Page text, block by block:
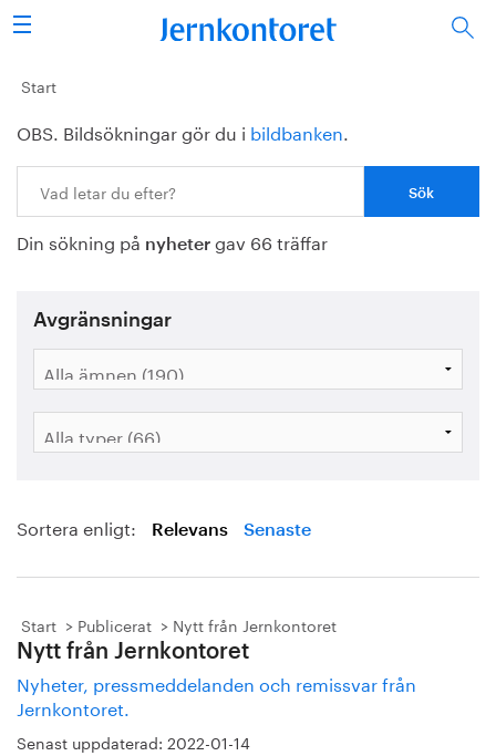
Sök
Stålindustrin
Vision 2050
Forskning/utbildning
Energi/miljö
Vi tycker
Bildbank
Start
OBS. Bildsökningar gör du i bildbanken.
Din sökning på nyheter gav 66 träffar
Avgränsningar
Sortera enligt: Relevans Senaste
Start Publicerat Nytt från Jernkontoret
Nytt från Jernkontoret
Nyheter, pressmeddelanden och remissvar från
Jernkontoret.
Senast uppdaterad: 2022-01-14